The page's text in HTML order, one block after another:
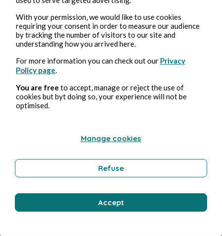
27 févr. 20261 min de lecture
L'ombre
Poésie et chanson
Gabriel Dax
25 févr. 2026 1 min de lecture
With your permission, we would like to use cookies
requiring your consent in order to measure our audience
by tracking the number of visitors to our site and
understanding how you arrived here.
For more information you can check out our Privacy
Policy page
You are free to accept, manage or reject the use of
cookies but byt doing so, your experience will not be
optimised.
Manage cookies
Refuse
Accept